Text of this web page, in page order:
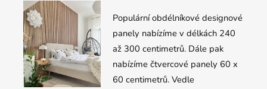
Populární obdélníkové designové
panely nabízíme v délkách 240
až 300 centimetrů. Dále pak
nabízíme čtvercové panely 60 x
60 centimetrů. Vedle